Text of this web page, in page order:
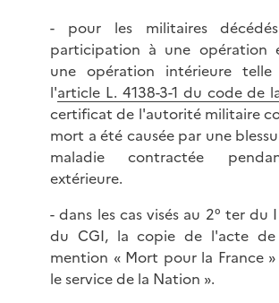
- pour les militaires
participation à une opération
une opération intérieure
l'article L. 4138-3-1 du code de
certificat de l'autorité militaire
mort a été causée par une
maladie contractée
extérieure.
- dans les cas visés au 2° ter
du CGI, la copie de l'acte
mention « Mort pour la France
le service de la Nation ».